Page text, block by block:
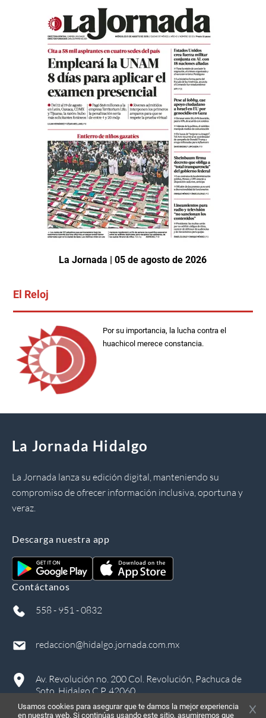
La Jornada | 05 de agosto de 2026
El Reloj
Por su importancia, la lucha contra el
huachicol merece constancia.
La Jornada Hidalgo
La Jornada lanza su edición digital, manteniendo su
compromiso de ofrecer información inclusiva, oportuna y
veraz.
Descarga nuestra app
Contáctanos
558 - 951 - 0832
redaccion@hidalgo.jornada.com.mx
Av. Revolución no. 200 Col. Revolución, Pachuca de
Soto, Hidalgo C.P. 42060
Usamos cookies para asegurar que te damos la mejor experiencia
en nuestra web. Si continúas usando este sitio, asumiremos que